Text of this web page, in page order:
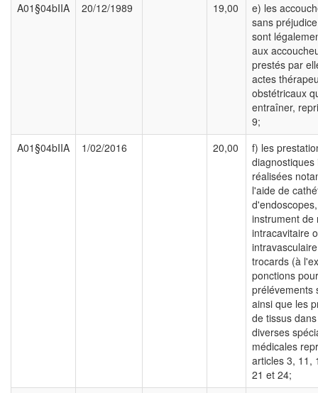
A01§04bIIA
20/12/1989 19,00
e) les
sans
sont
aux
prestés par
actes
obstétricaux
entraîner,
9;
A01§04bIIA
1/02/2016 20,00
f) les
diagnostiques
réalisées
l'aide de
instrument de
intracavitaire
trocards (à
ponctions pour
prélévements
ainsi que les
de tissus
diverses
médicales
articles 3, 11,
21 et 24;